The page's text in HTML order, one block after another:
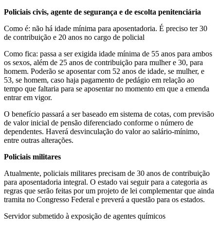
Policiais civis, agente de segurança e de escolta penitenciária
Como é: não há idade mínima para aposentadoria. É preciso ter 30
de contribuição e 20 anos no cargo de policial
Como fica: passa a ser exigida idade mínima de 55 anos para ambos
os sexos, além de 25 anos de contribuição para mulher e 30, para
homem. Poderão se aposentar com 52 anos de idade, se mulher, e
53, se homem, caso haja pagamento de pedágio em relação ao
tempo que faltaria para se aposentar no momento em que a emenda
entrar em vigor.
O benefício passará a ser baseado em sistema de cotas, com previsão
de valor inicial de pensão diferenciado conforme o número de
dependentes. Haverá desvinculação do valor ao salário-mínimo,
entre outras alterações.
Policiais militares
Atualmente, policiais militares precisam de 30 anos de contribuição
para aposentadoria integral. O estado vai seguir para a categoria as
regras que serão feitas por um projeto de lei complementar que ainda
tramita no Congresso Federal e preverá a questão para os estados.
Servidor submetido à exposição de agentes químicos